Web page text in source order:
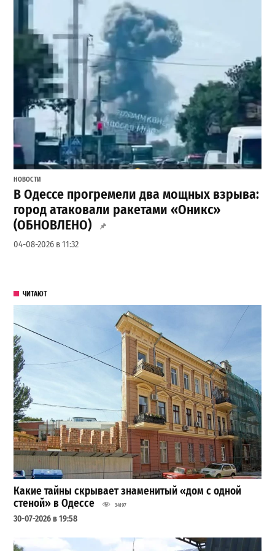
НОВОСТИ
В Одессе прогремели два мощных взрыва:
город атаковали ракетами «Оникс»
(ОБНОВЛЕНО)
04-08-2026 в 11:32
ЧИТАЮТ
Какие тайны скрывает знаменитый «дом с одной
стеной» в Одессе
34197
30-07-2026 в 19:58